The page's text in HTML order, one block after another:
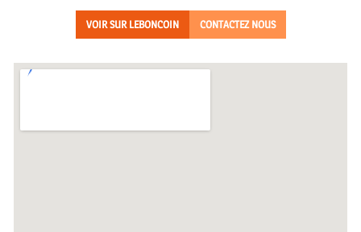
VOIR SUR LEBONCOIN CONTACTEZ NOUS